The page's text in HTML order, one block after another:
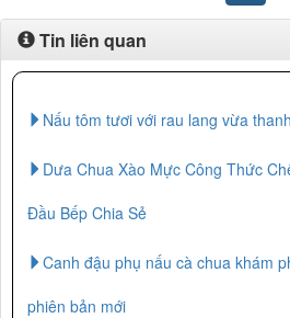
Tin liên quan
Nấu tôm tươi với rau lang vừa
Dưa Chua Xào Mực Công Thức
Đầu Bếp Chia Sẻ
Canh đậu phụ nấu cà chua khám
phiên bản mới